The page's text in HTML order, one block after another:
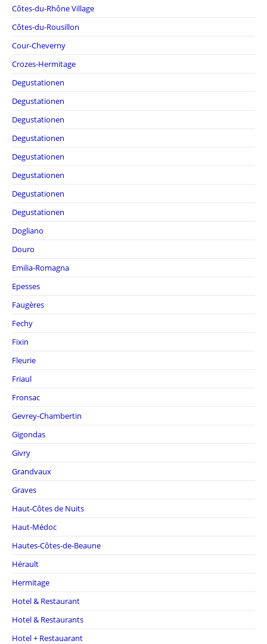
Côtes-du-Rhône Village
Côtes-du-Rousillon
Cour-Cheverny
Crozes-Hermitage
Degustationen
Degustationen
Degustationen
Degustationen
Degustationen
Degustationen
Degustationen
Degustationen
Dogliano
Douro
Emilia-Romagna
Epesses
Faugères
Fechy
Fixin
Fleurie
Friaul
Fronsac
Gevrey-Chambertin
Gigondas
Givry
Grandvaux
Graves
Haut-Côtes de Nuits
Haut-Médoc
Hautes-Côtes-de-Beaune
Hérault
Hermitage
Hotel & Restaurant
Hotel & Restaurants
Hotel + Restauarant